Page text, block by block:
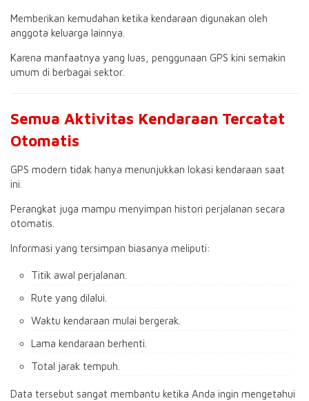
Memberikan kemudahan ketika kendaraan digunakan oleh
anggota keluarga lainnya.
Karena manfaatnya yang luas, penggunaan GPS kini semakin
umum di berbagai sektor.
Semua Aktivitas Kendaraan Tercatat
Otomatis
GPS modern tidak hanya menunjukkan lokasi kendaraan saat
ini.
Perangkat juga mampu menyimpan histori perjalanan secara
otomatis.
Informasi yang tersimpan biasanya meliputi:
Titik awal perjalanan.
Rute yang dilalui.
Waktu kendaraan mulai bergerak.
Lama kendaraan berhenti.
Total jarak tempuh.
Data tersebut sangat membantu ketika Anda ingin mengetahui